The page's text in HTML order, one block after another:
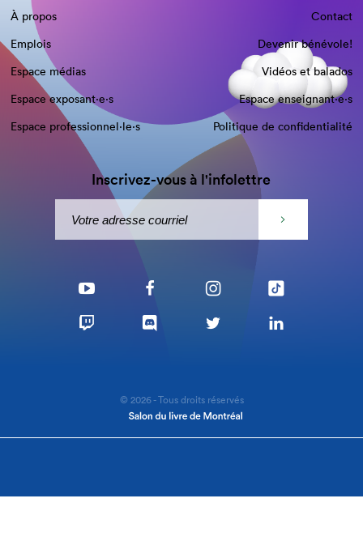
À propos
Contact
Emplois
Devenir bénévole!
Espace médias
Vidéos et balados
Espace exposant·e⋅s
Espace enseignant·e⋅s
Espace professionnel·le⋅s
Politique de confidentialité
Inscrivez-vous à l'infolettre
© 2026 - Tous droits réservés